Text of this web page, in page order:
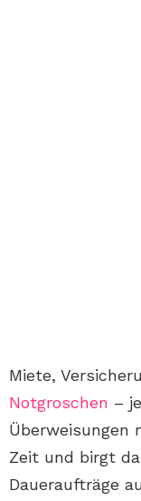
Miete,
Notgroschen –
Überweisungen
Zeit und birgt
Daueraufträge